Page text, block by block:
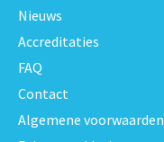
Nieuws
Accreditaties
FAQ
Contact
Algemene voorwaarden